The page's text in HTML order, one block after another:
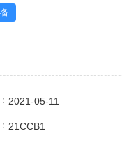
2021-05-11
21CCB1